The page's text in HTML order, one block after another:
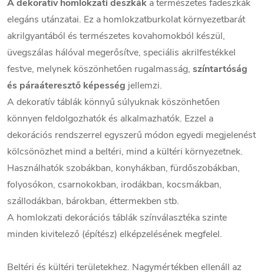
Adekoratív homlokzati deszkák a természetes fadeszkák
elegáns utánzatai. Ez a homlokzatburkolat környezetbarát
akrilgyantából és természetes kovahomokból készül,
üvegszálas hálóval megerősítve, speciális akrilfestékkel
festve, melynek köszönhetően rugalmasság, színtartóság
és páraáteresztő képesség jellemzi.
A dekoratív táblák könnyű súlyuknak köszönhetően
könnyen feldolgozhatók és alkalmazhatók. Ezzel a
dekorációs rendszerrel egyszerű módon egyedi megjelenést
kölcsönözhet mind a beltéri, mind a kültéri környezetnek.
Használhatók szobákban, konyhákban, fürdőszobákban,
folyosókon, csarnokokban, irodákban, kocsmákban,
szállodákban, bárokban, éttermekben stb.
A homlokzati dekorációs táblák színválasztéka szinte
minden kivitelező (építész) elképzelésének megfelel.
Beltéri és kültéri területekhez. Nagymértékben ellenáll az